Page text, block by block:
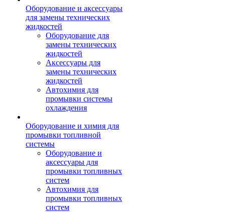
Оборудование и аксессуары
для замены технических
жидкостей
Оборудование для
замены технических
жидкостей
Аксессуары для
замены технических
жидкостей
Автохимия для
промывки системы
охлаждения
Оборудование и химия для
промывки топливной
системы
Оборудование и
аксессуары для
промывки топливных
систем
Автохимия для
промывки топливных
систем